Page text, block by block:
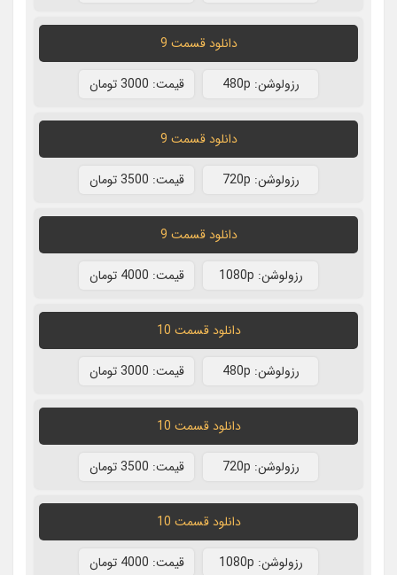
دانلود قسمت 9
رزولوشن: 480p قيمت: 3000 تومان
دانلود قسمت 9
رزولوشن: 720p قيمت: 3500 تومان
دانلود قسمت 9
رزولوشن: 1080p قيمت: 4000 تومان
دانلود قسمت 10
رزولوشن: 480p قيمت: 3000 تومان
دانلود قسمت 10
رزولوشن: 720p قيمت: 3500 تومان
دانلود قسمت 10
رزولوشن: 1080p قيمت: 4000 تومان